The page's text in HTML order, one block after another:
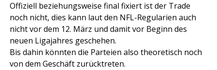
Offiziell beziehungsweise final fixiert ist der Trade
noch nicht, dies kann laut den NFL-Regularien auch
nicht vor dem 12. März und damit vor Beginn des
neuen Ligajahres geschehen.
Bis dahin könnten die Parteien also theoretisch noch
von dem Geschäft zurücktreten.